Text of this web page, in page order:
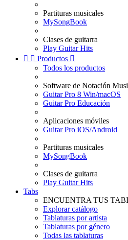
Partituras musicales
MySongBook
Clases de guitarra
Play Guitar Hits
  Productos 
Todos los productos
Software de Notación
Guitar Pro 8 Win/macOS
Guitar Pro Educación
Aplicaciones móviles
Guitar Pro iOS/Android
Partituras musicales
MySongBook
Clases de guitarra
Play Guitar Hits
Tabs
ENCUENTRA TUS
Explorar catálogo
Tablaturas por artista
Tablaturas por género
Todas las tablaturas